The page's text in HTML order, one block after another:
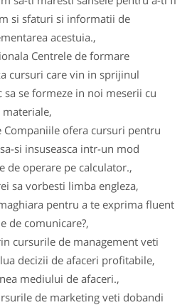
si sfaturi si informatii de
acestuia.,
Centrele de formare
cursuri care vin in sprijinul
sa se formeze in noi meserii cu
Companiile ofera cursuri pentru
si insuseasca intr-un mod
de operare pe calculator.,
sa vorbesti limba engleza,
pentru a te exprima fluent
de comunicare?,
cursurile de management veti
decizii de afaceri profitabile,
mediului de afaceri.,
de marketing veti dobandi